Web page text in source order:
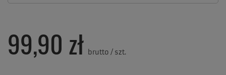
99,90 zł brutto / szt.